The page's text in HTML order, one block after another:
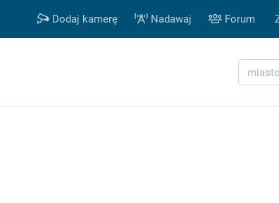
Dodaj kamerę Nadawaj Forum